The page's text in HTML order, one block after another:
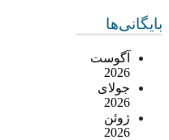
بایگانی‌ها
آگوست
2026
جولای
2026
ژوئن
2026